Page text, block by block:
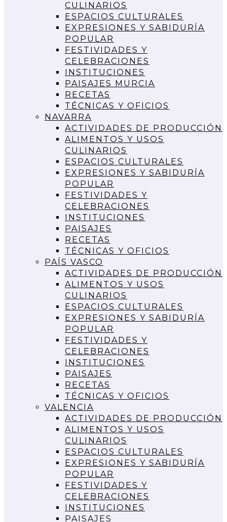
CULINARIOS
ESPACIOS CULTURALES
EXPRESIONES Y SABIDURÍA
POPULAR
FESTIVIDADES Y
CELEBRACIONES
INSTITUCIONES
PAISAJES MURCIA
RECETAS
TÉCNICAS Y OFICIOS
NAVARRA
ACTIVIDADES DE PRODUCCIÓN
ALIMENTOS Y USOS
CULINARIOS
ESPACIOS CULTURALES
EXPRESIONES Y SABIDURÍA
POPULAR
FESTIVIDADES Y
CELEBRACIONES
INSTITUCIONES
PAISAJES
RECETAS
TÉCNICAS Y OFICIOS
PAÍS VASCO
ACTIVIDADES DE PRODUCCIÓN
ALIMENTOS Y USOS
CULINARIOS
ESPACIOS CULTURALES
EXPRESIONES Y SABIDURÍA
POPULAR
FESTIVIDADES Y
CELEBRACIONES
INSTITUCIONES
PAISAJES
RECETAS
TÉCNICAS Y OFICIOS
VALENCIA
ACTIVIDADES DE PRODUCCIÓN
ALIMENTOS Y USOS
CULINARIOS
ESPACIOS CULTURALES
EXPRESIONES Y SABIDURÍA
POPULAR
FESTIVIDADES Y
CELEBRACIONES
INSTITUCIONES
PAISAJES